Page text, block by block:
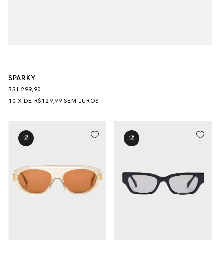
SPARKY
R$1.299,90
10 XDE R$129,99 SEM JUROS